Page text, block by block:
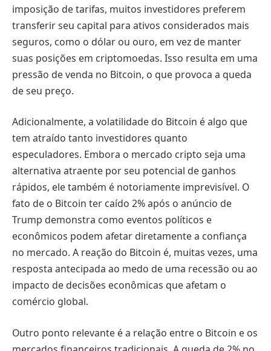
imposição de tarifas, muitos investidores preferem
transferir seu capital para ativos considerados mais
seguros, como o dólar ou ouro, em vez de manter
suas posições em criptomoedas. Isso resulta em uma
pressão de venda no Bitcoin, o que provoca a queda
de seu preço.
Adicionalmente, a volatilidade do Bitcoin é algo que
tem atraído tanto investidores quanto
especuladores. Embora o mercado cripto seja uma
alternativa atraente por seu potencial de ganhos
rápidos, ele também é notoriamente imprevisível. O
fato de o Bitcoin ter caído 2% após o anúncio de
Trump demonstra como eventos políticos e
econômicos podem afetar diretamente a confiança
no mercado. A reação do Bitcoin é, muitas vezes, uma
resposta antecipada ao medo de uma recessão ou ao
impacto de decisões econômicas que afetam o
comércio global.
Outro ponto relevante é a relação entre o Bitcoin e os